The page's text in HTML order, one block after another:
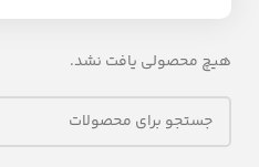
هیچ محصولی یافت نشد.